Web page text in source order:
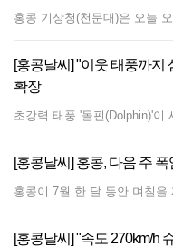
[홍콩날씨] "이웃 태풍까지
확장
[홍콩날씨] 홍콩, 다음 주
[홍콩날씨] "속도 270km/h